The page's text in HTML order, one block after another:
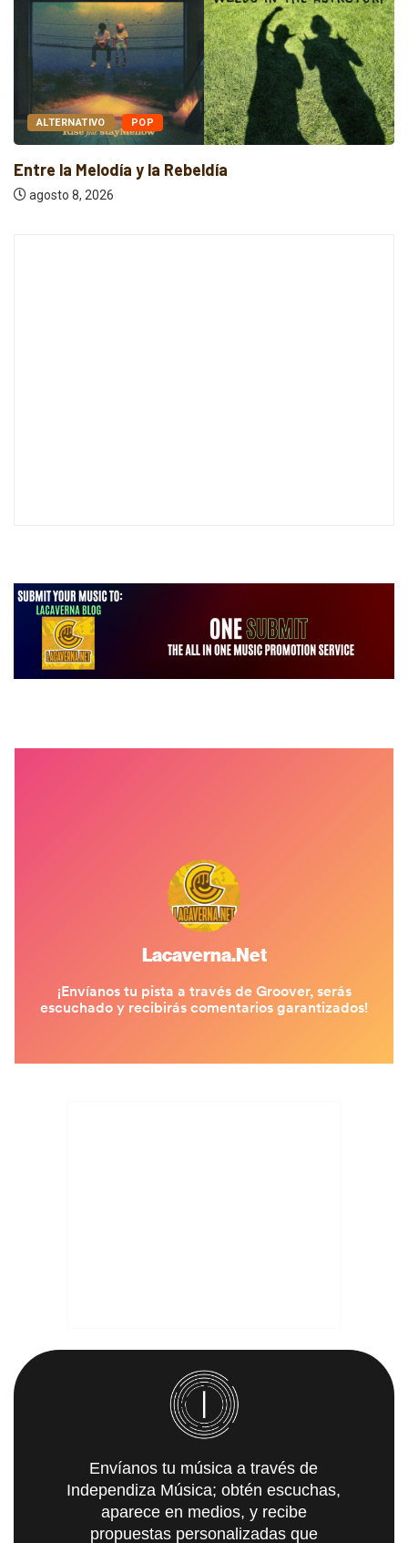
ALTERNATIVO POP
Entre la Melodía y la Rebeldía
agosto 8, 2026
Envíanos tu música a través de
Independiza Música; obtén escuchas,
aparece en medios, y recibe
propuestas personalizadas que